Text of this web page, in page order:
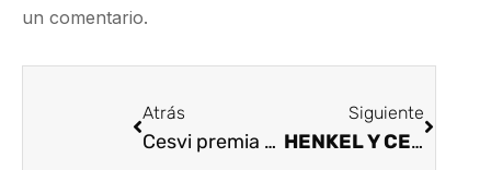
un comentario.
Atrás
Cesvi premia a los mejores talleres de colisión en Colombia
Siguiente
HENKEL Y CESVI SE UNEN PARA FORTALECER EL SECTOR DE REPARACIÓN DE VEHÍCULOS